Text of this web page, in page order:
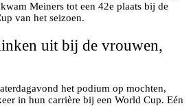
Meiners tot een 42e plaats bij de
van het seizoen.
uit bij de vrouwen,
het podium op mochten,
in hun carrière bij een World Cup. Eén